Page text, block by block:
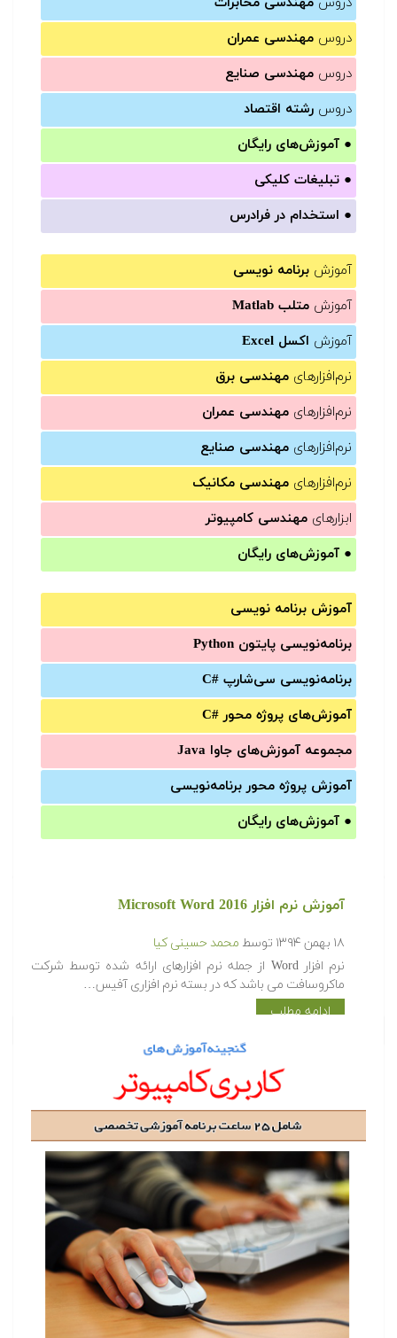
دروس مهندسی عمران
دروس مهندسی صنایع
دروس رشته اقتصاد
● آموزش‌های رایگان
● تبلیغات کلیکی
● استخدام در فرادرس
آموزش برنامه نویسی
آموزش متلب Matlab
آموزش اکسل Excel
نرم‌افزارهای مهندسی برق
نرم‌افزارهای مهندسی عمران
نرم‌افزارهای مهندسی صنایع
نرم‌افزارهای مهندسی مکانیک
ابزارهای مهندسی کامپیوتر
● آموزش‌های رایگان
آموزش برنامه نویسی
برنامه‌نویسی پایتون Python
برنامه‌‌نویسی سی‌شارپ C#‎
آموزش‌های پروژه محور #C
مجموعه آموزش‌های جاوا Java
آموزش‌ پروژه محور برنامه‌نویسی
● آموزش‌های رایگان
آموزش نرم افزار Microsoft Word 2016
۱۸ بهمن ۱۳۹۴ توسط محمد حسینی کیا
نرم افزار Word از جمله نرم افزارهای ارائه شده توسط شرکت
ماکروسافت می باشد که در بسته نرم افزاری آفیس…
ادامه مطلب